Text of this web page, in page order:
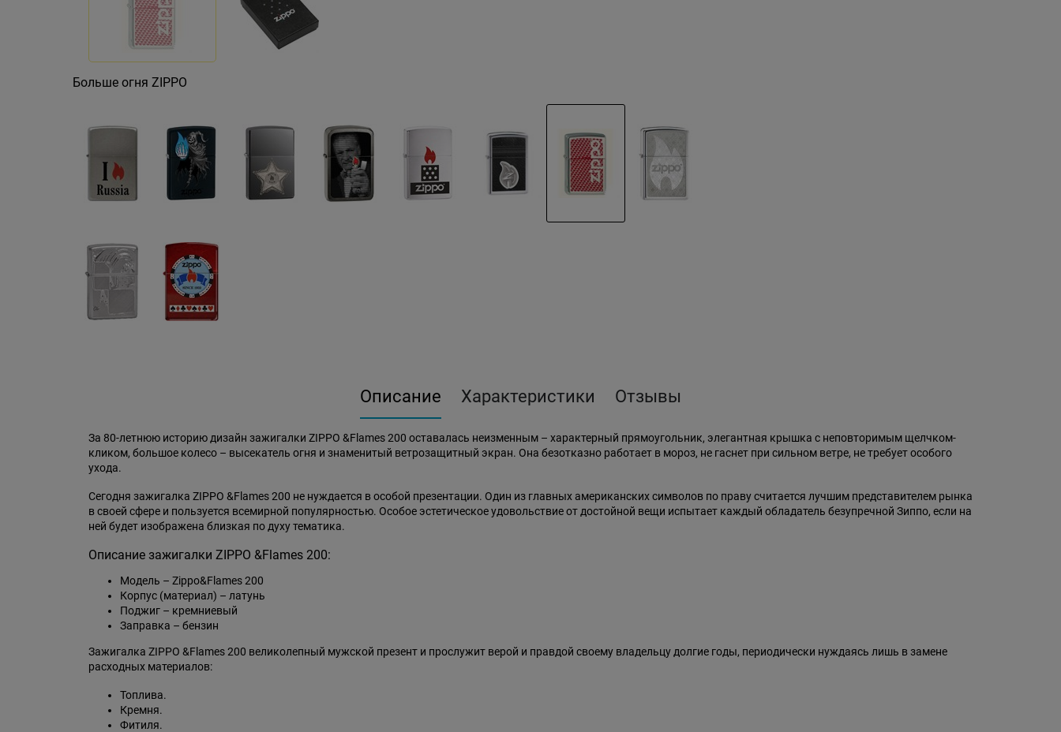
Больше огня ZIPPO
Описание Характеристики Отзывы
За 80-летнюю историю дизайн зажигалки ZIPPO &Flames 200 оставалась неизменным – характерный прямоугольник, элегантная крышка с неповторимым щелчком-
кликом, большое колесо – высекатель огня и знаменитый ветрозащитный экран. Она безотказно работает в мороз, не гаснет при сильном ветре, не требует особого
ухода.
Сегодня зажигалка ZIPPO &Flames 200 не нуждается в особой презентации. Один из главных американских символов по праву считается лучшим представителем рынка
в своей сфере и пользуется всемирной популярностью. Особое эстетическое удовольствие от достойной вещи испытает каждый обладатель безупречной Зиппо, если на
ней будет изображена близкая по духу тематика.
Описание зажигалки ZIPPO &Flames 200:
Модель – Zippo&Flames 200
Корпус (материал) – латунь
Поджиг – кремниевый
Заправка – бензин
Зажигалка ZIPPO &Flames 200 великолепный мужской презент и прослужит верой и правдой своему владельцу долгие годы, периодически нуждаясь лишь в замене
расходных материалов:
Топлива.
Кремня.
Фитиля.